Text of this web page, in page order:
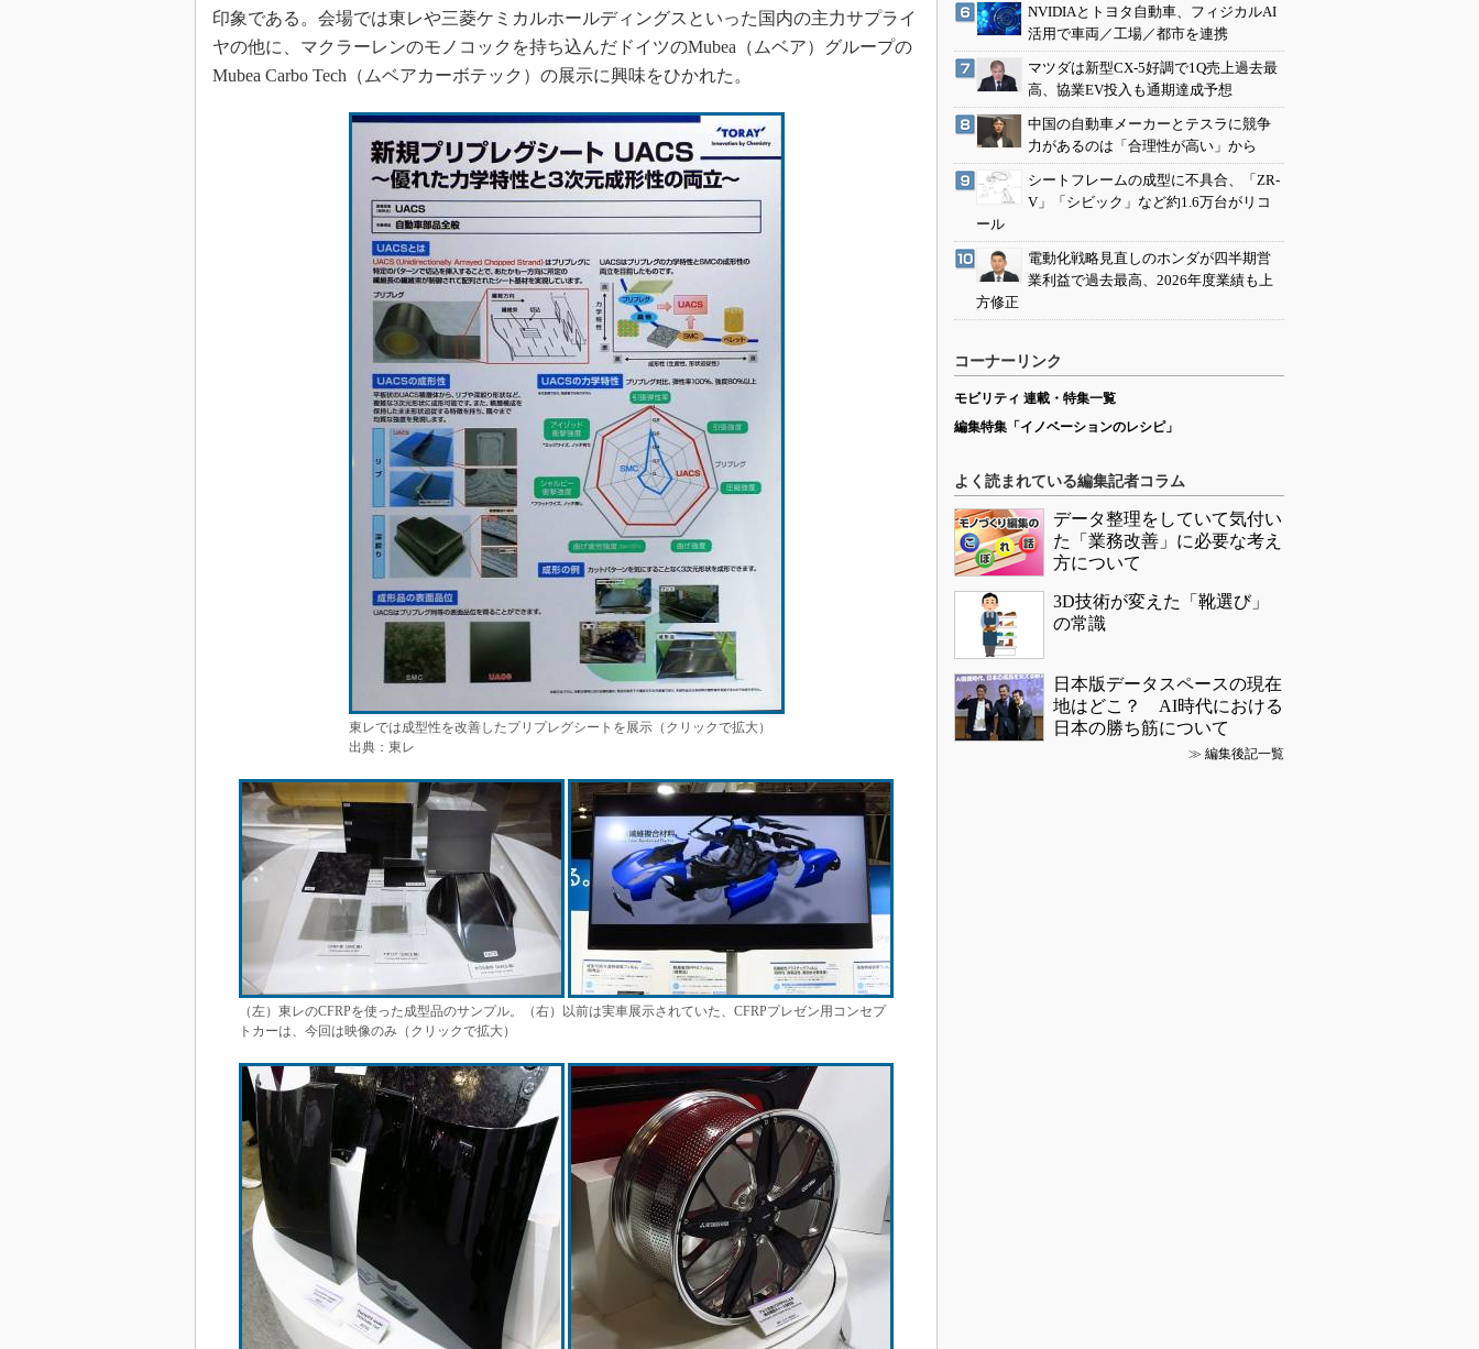
メイドインジャパン
植物工場
知財マネジメント
海外生産
グローバル設計・開発
制御セキュリティ
新型コロナへの対応
印象である。会場では東レや三菱ケミカルホールディングスといった国内の主力サプライ
ヤの他に、マクラーレンのモノコックを持ち込んだドイツのMubea（ムベア）グループの
Mubea Carbo Tech（ムベアカーボテック）の展示に興味をひかれた。
東レでは成型性を改善したプリプレグシートを展示（クリックで拡大）
出典：東レ
（左）東レのCFRPを使った成型品のサンプル。（右）以前は実車展示されていた、CFRPプレゼン用コンセプ
トカーは、今回は映像のみ（クリックで拡大）
NVIDIAとトヨタ自動車、フィジカルAI
活用で車両／工場／都市を連携
マツダは新型CX-5好調で1Q売上過去最
高、協業EV投入も通期達成予想
中国の自動車メーカーとテスラに競争
力があるのは「合理性が高い」から
シートフレームの成型に不具合、「ZR-
V」「シビック」など約1.6万台がリコ
ール
電動化戦略見直しのホンダが四半期営
業利益で過去最高、2026年度業績も上
方修正
コーナーリンク
モビリティ 連載・特集一覧
編集特集「イノベーションのレシピ」
よく読まれている編集記者コラム
データ整理をしていて気付い
た「業務改善」に必要な考え
方について
3D技術が変えた「靴選び」
の常識
日本版データスペースの現在
地はどこ？ AI時代における
日本の勝ち筋について
≫ 編集後記一覧